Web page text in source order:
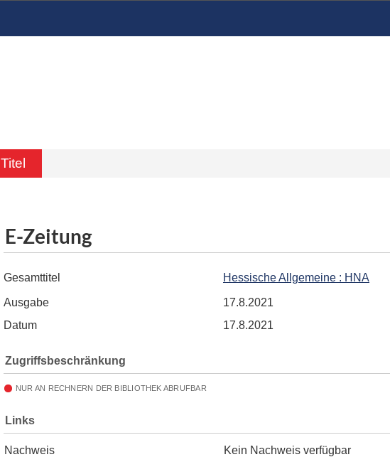
Titel
E-Zeitung
Gesamttitel Hessische Allgemeine : HNA
Ausgabe
17.8.2021
Datum
17.8.2021
Zugriffsbeschränkung
NUR AN RECHNERN DER BIBLIOTHEK ABRUFBAR
Links
Nachweis Kein Nachweis verfügbar